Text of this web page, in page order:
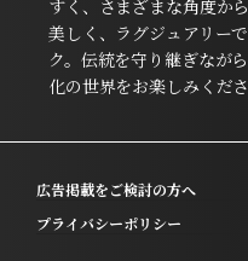
すく、さまざまな角度か
美しく、ラグジュアリー
ク。伝統を守り継ぎなが
化の世界をお楽しみくださ
広告掲載をご検討の方へ
プライバシーポリシー